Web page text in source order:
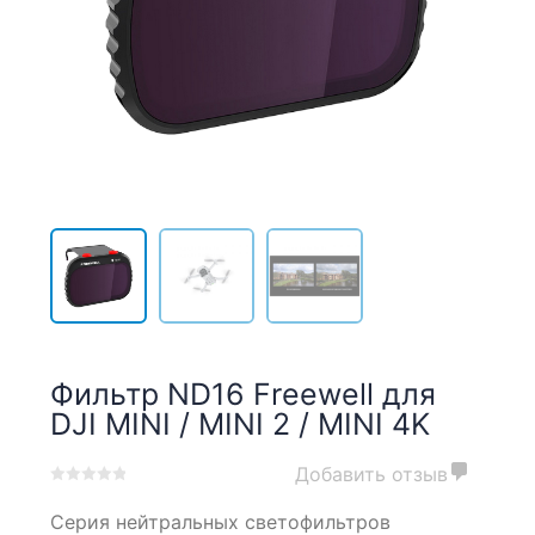
Фильтр ND16 Freewell для
DJI MINI / MINI 2 / MINI 4K
out
Добавить отзыв
Серия нейтральных светофильтров